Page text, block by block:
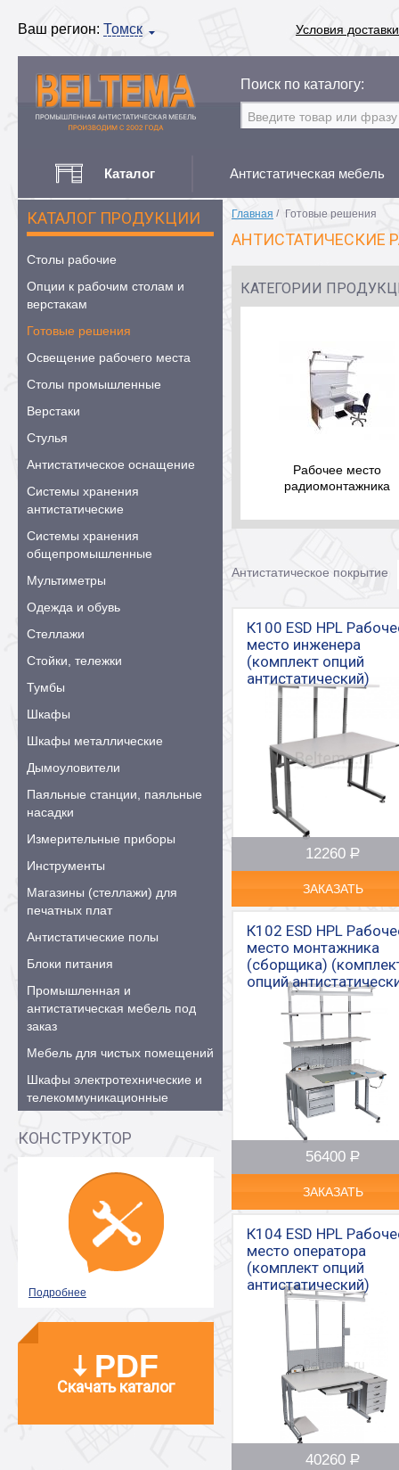
Ваш регион: Томск Условия доставки
Поиск по каталогу:
Каталог Антистатическая мебель
КАТАЛОГ ПРОДУКЦИИ
Столы рабочие
Опции к рабочим столам и
верстакам
Готовые решения
Освещение рабочего места
Столы промышленные
Верстаки
Стулья
Антистатическое оснащение
Системы хранения
антистатические
Системы хранения
общепромышленные
Мультиметры
Одежда и обувь
Стеллажи
Стойки, тележки
Тумбы
Шкафы
Шкафы металлические
Дымоуловители
Паяльные станции, паяльные
насадки
Измерительные приборы
Инструменты
Магазины (стеллажи) для
печатных плат
Антистатические полы
Блоки питания
Промышленная и
антистатическая мебель под
заказ
Мебель для чистых помещений
Шкафы электротехнические и
телекоммуникационные
КОНСТРУКТОР
Подробнее
PDF
Скачать каталог
Главная / Готовые решения
АНТИСТАТИЧЕСКИЕ
КАТЕГОРИИ
Рабочее место
радиомонтажника
Антистатическое покрытие
К100 ESD HPL
место инженера
(комплект опций
антистатический)
12260 Р
–
ЗАКАЗАТЬ
К102 ESD HPL
место монтажника
(сборщика)
опций
56400 Р
–
ЗАКАЗАТЬ
К104 ESD HPL
место оператора
(комплект опций
антистатический)
40260 Р
–